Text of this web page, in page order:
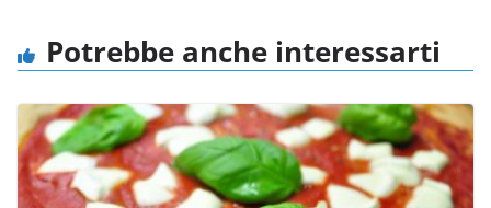
Potrebbe anche interessarti